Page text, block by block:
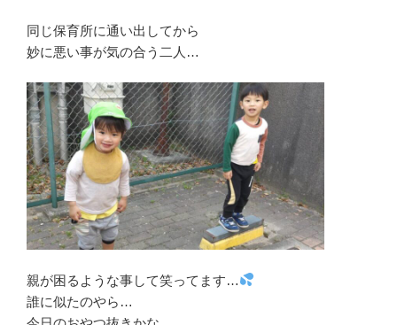
同じ保育所に通い出してから
妙に悪い事が気の合う二人…
親が困るような事して笑ってます…
誰に似たのやら…